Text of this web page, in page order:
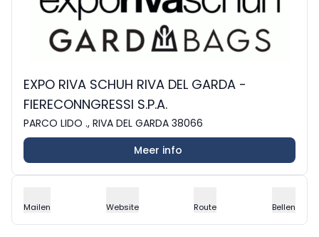
EXPO RIVA SCHUH RIVA DEL GARDA -
FIERECONNGRESSI S.P.A.
PARCO LIDO ., RIVA DEL GARDA 38066
Meer info
Mailen Website Route Bellen